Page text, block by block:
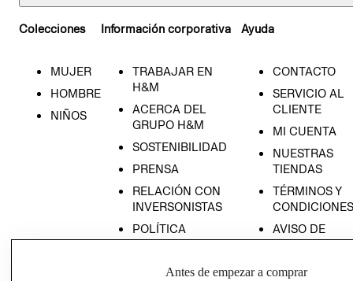
Colecciones
MUJER
HOMBRE
NIÑOS
Información corporativa
TRABAJAR EN
H&M
ACERCA DEL
GRUPO H&M
SOSTENIBILIDAD
PRENSA
RELACIÓN CON
INVERSONISTAS
POLÍTICA
EMPRESARIAL
Ayuda
CONTACTO
SERVICIO AL
CLIENTE
MI CUENTA
NUESTRAS
TIENDAS
TÉRMINOS Y
CONDICIONES
AVISO DE
PRIVACIDAD
Antes de empezar a comprar